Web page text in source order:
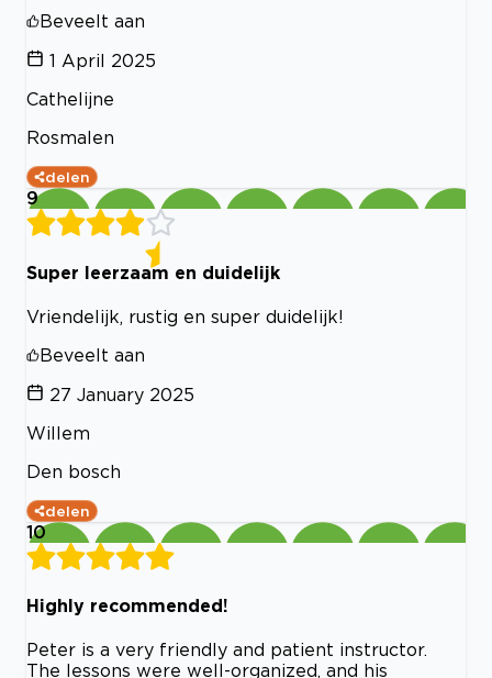
Beveelt aan
1 April 2025
Cathelijne
Rosmalen
delen
9
Super leerzaam en duidelijk
Vriendelijk, rustig en super duidelijk!
Beveelt aan
27 January 2025
Willem
Den bosch
delen
10
Highly recommended!
Peter is a very friendly and patient instructor.
The lessons were well-organized, and his